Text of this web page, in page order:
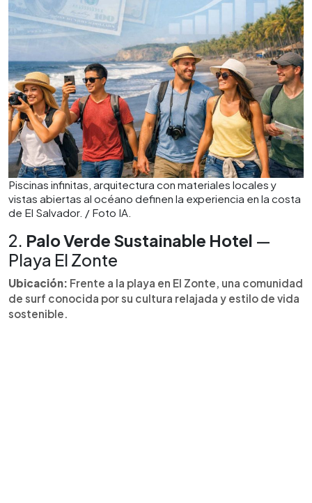
Piscinas infinitas, arquitectura con materiales locales y
vistas abiertas al océano definen la experiencia en la costa
de El Salvador. / Foto IA.
2. Palo Verde Sustainable Hotel —
Playa El Zonte
Ubicación: Frente a la playa en El Zonte, una comunidad
de surf conocida por su cultura relajada y estilo de vida
sostenible.